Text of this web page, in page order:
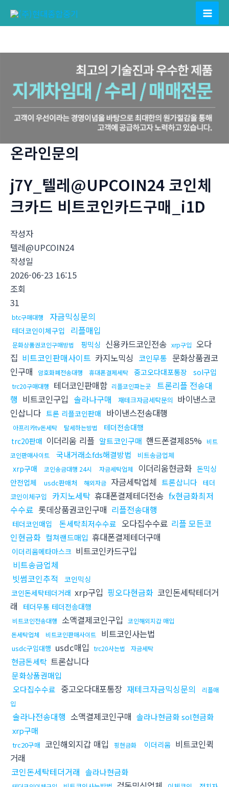
Main
온라인문의
j7Y_텔레@UPCOIN24 코인체
크카드 비트코인카드구매_i1D
작성자
텔레@UPCOIN24
작성일
2026-06-23 16:15
조회
31
btc구매대행 자금믹싱문의
테더코인이체구입 리플매입
문화상품권코인구매방법 핑믹싱 신용카드코인전송 xrp구입 오다
집 비트코인판매사이트 카지노믹싱 코인무통 문화상품권코
인구매
암호화폐전송대행 휴대폰결제세탁 중고오다대포통장 sol구입
trc20구매대행 테더코인판매함 리플코인파는곳
트론리플 전송대
행 비트코인구입 솔라나구매 재테크자금세탁문의 바이낸스코
인삽니다 트론 리플코인판매 바이낸스전송대행
아프리카tv돈세탁 탈세하는방법
테더전송대행
trc20판매 이더리움 리플 알트코인구매 핸드폰결제85%
비트
코인판매사이트
국내거래소fds해결방법 비트송금업체
xrp구매 코인송금대행 24시 자금세탁업체 이더리움현금화 돈믹싱
안전업체
usdc판매처 해외자금 자금세탁업체 트론삽니다 테더
코인이체구입
카지노세탁 휴대폰결제테더전송 fx현금화최저
수수료 롯데상품권코인구매 리플전송대행
테더코인매입 돈세탁최저수수료 오다집수수료 리플 모든코
인현금화 컬쳐랜드매입 휴대폰결제테더구매
이더리움메타마스크 비트코인카드구입
비트송금업체
빗썸코인추적
코인믹싱
코인돈세탁테더거래 xrp구입 핑오다현금화 코인돈세탁테더거
래
테더무통 테더전송대행
비트코인전송대행 소액결제코인구입
코인해외지갑 매입
돈세탁업체
비트코인판매사이트 비트코인사는법
usdc구입대행 usdc매입 trc20사는법 자금세탁
현금돈세탁 트론삽니다
문화상품권매입
오다집수수료 중고오다대포통장 재테크자금믹싱문의
리플매
입
솔라나전송대행 소액결제코인구매 솔라나현금화 sol현금화
xrp구매
trc20구매 코인해외지갑 매입 핑현금화 이더리움 비트코인퀵
거래
코인돈세탁테더거래 솔라나현금화